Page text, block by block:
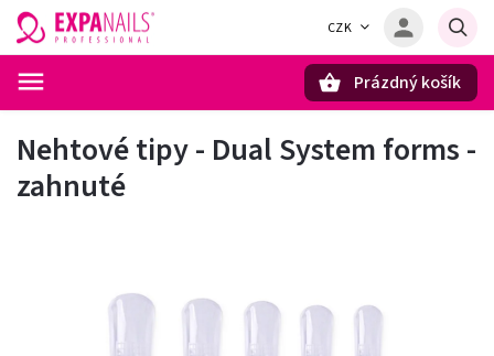
CZK
Prázdný košík
Nehtové tipy - Dual System forms -
zahnuté